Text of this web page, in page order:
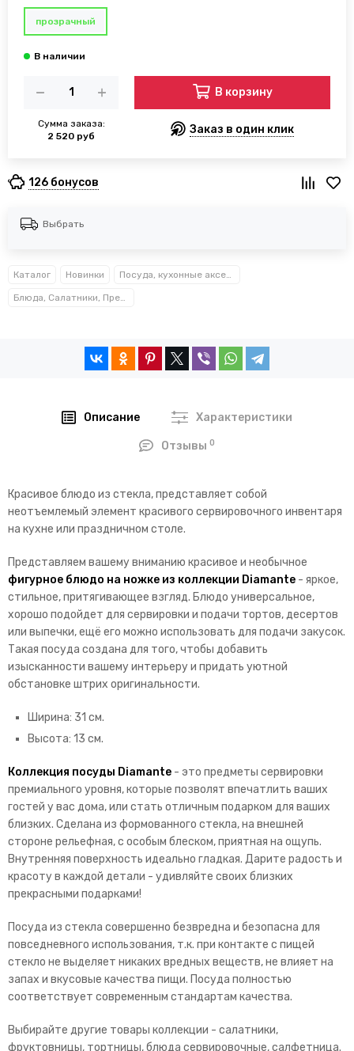
прозрачный
Сумма заказа:
2 520 руб
В корзину
Заказ в один клик
126 бонусов
Выбрать
Каталог Новинки Посуда, кухонные аксессуары и принадлежности TM Kamille TM Ofenbach
Блюда, Салатники, Предметы сервировки Kamille™
Описание Характеристики
Отзывы0
Красивое блюдо из стекла, представляет собой
неотъемлемый элемент красивого сервировочного инвентаря
на кухне или праздничном столе.
Представляем вашему вниманию красивое и необычное
фигурное блюдо на ножке из коллекции Diamante - яркое,
стильное, притягивающее взгляд. Блюдо универсальное,
хорошо подойдет для сервировки и подачи тортов, десертов
или выпечки, ещё его можно использовать для подачи закусок.
Такая посуда создана для того, чтобы добавить
изысканности вашему интерьеру и придать уютной
обстановке штрих оригинальности.
Ширина: 31 см.
Высота: 13 см.
Коллекция посуды Diamante - это предметы сервировки
премиального уровня, которые позволят впечатлить ваших
гостей у вас дома, или стать отличным подарком для ваших
близких. Сделана из формованного стекла, на внешней
стороне рельефная, с особым блеском, приятная на ощупь.
Внутренняя поверхность идеально гладкая. Дарите радость и
красоту в каждой детали - удивляйте своих близких
прекрасными подарками!
Посуда из стекла совершенно безвредна и безопасна для
повседневного использования, т.к. при контакте с пищей
стекло не выделяет никаких вредных веществ, не влияет на
запах и вкусовые качества пищи. Посуда полностью
соответствует современным стандартам качества.
Выбирайте другие товары коллекции - салатники,
фруктовницы, тортницы, блюда сервировочные, салфетница.